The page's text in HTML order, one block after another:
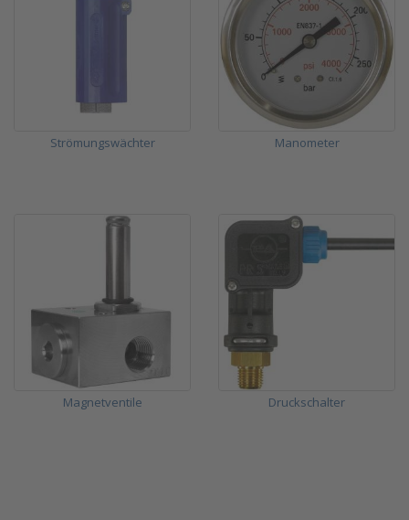
Strömungswächter Manometer
Magnetventile Druckschalter